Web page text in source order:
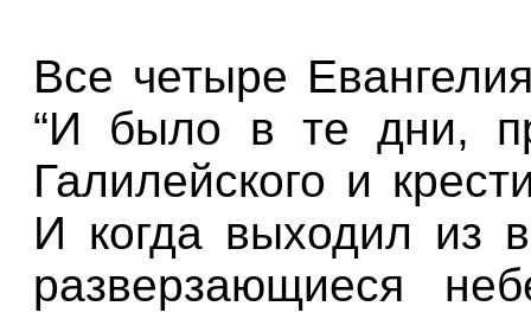
Все четыре
“И было в те дни,
Галилейского и
И когда выходил из
разверзающиеся